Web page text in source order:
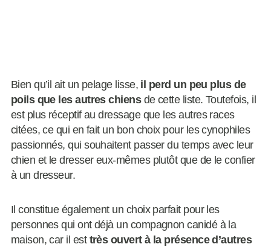
Bien qu’il ait un pelage lisse, il perd un peu plus de
poils que les autres chiensde cette liste. Toutefois, il
est plus réceptif au dressage que les autres races
citées, ce qui en fait un bon choix pour les cynophiles
passionnés, qui souhaitent passer du temps avec leur
chien et le dresser eux-mêmes plutôt que de le confier
à un dresseur.
Il constitue également un choix parfait pour les
personnes qui ont déjà un compagnon canidé à la
maison, car il est très ouvert à la présence d’autres